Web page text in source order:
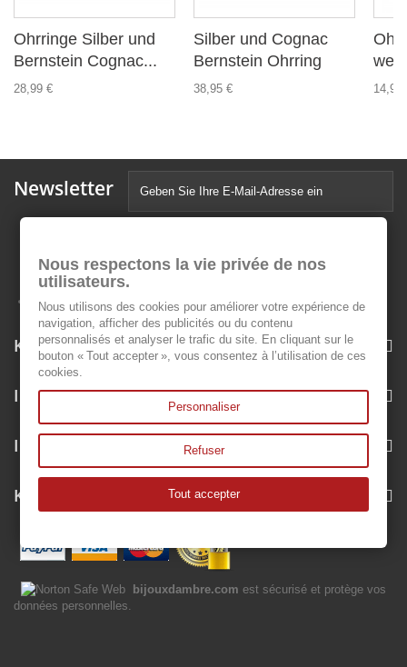
Ohrringe Silber und
Bernstein Cognac...
28,99 €
Silber und Cognac
Bernstein Ohrring
38,95 € 14,99
Newsletter
Kategorien
Informationen
Ihr Kundenbereich
Kontakt
bijouxdambre.com est sécurisé et protège vos
données personnelles.
Nous respectons la vie privée de nos
utilisateurs.
Nous utilisons des cookies pour améliorer votre expérience de
navigation, afficher des publicités ou du contenu
personnalisés et analyser le trafic du site. En cliquant sur le
bouton « Tout accepter », vous consentez à l’utilisation de ces
cookies.
Personnaliser
Refuser
Tout accepter